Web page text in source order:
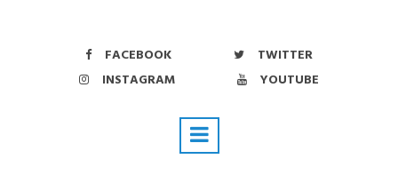
FACEBOOK
TWITTER
INSTAGRAM
YOUTUBE